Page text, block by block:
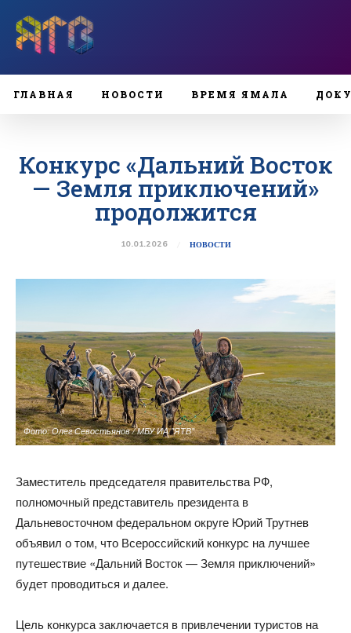
ГЛАВНАЯ НОВОСТИ ВРЕМЯ ЯМАЛА
Конкурс «Дальний Восток
— Земля приключений»
продолжится
10.01.2026 НОВОСТИ
Фото: Олег Севостьянов / МБУ ИА "ЯТВ"
Заместитель председателя правительства РФ,
полномочный представитель президента в
Дальневосточном федеральном округе Юрий Трутнев
объявил о том, что Всероссийский конкурс на лучшее
путешествие «Дальний Восток — Земля приключений»
будет проводиться и далее.
Цель конкурса заключается в привлечении туристов на